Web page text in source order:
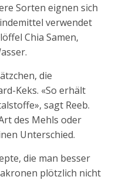
Sorten eignen sich
verwendet
Chia Samen,
die
Keks. «So erhält
sagt Reeb.
des Mehls oder
Unterschied.
die man besser
plötzlich nicht